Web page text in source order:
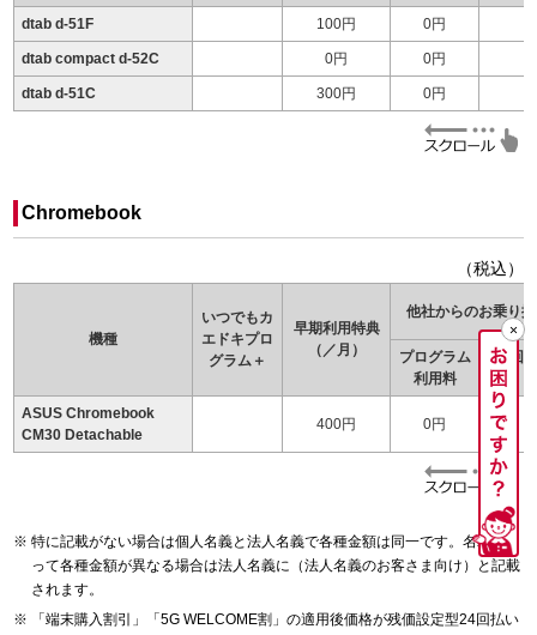
dtab d-51F 100円 0円
dtab compact d-52C 0円 0円
dtab d-51C 300円 0円
Chromebook
（税込）
機種
いつでもカ
エドキプロ
グラム＋
早期利用特典
（／月）
他社からのお乗り
プログラム
利用料
24回
ASUS Chromebook
CM30 Detachable
400円 0円
特に記載がない場合は個人名義と法人名義で各種金額は同一です。名義によ
って各種金額が異なる場合は法人名義に（法人名義のお客さま向け）と記載
されます。
「端末購入割引」「5G WELCOME割」の適用後価格が残価設定型24回払い